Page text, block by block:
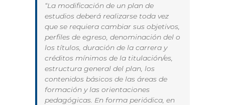
“La modificación de un plan de
estudios deberá realizarse toda vez
que se requiera cambiar sus objetivos,
perfiles de egreso, denominación del o
los títulos, duración de la carrera y
créditos mínimos de la titulación/es,
estructura general del plan, los
contenidos básicos de las áreas de
formación y las orientaciones
pedagógicas. En forma periódica, en